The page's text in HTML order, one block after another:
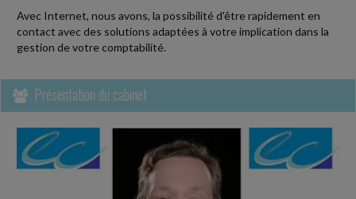
Avec Internet, nous avons, la possibilité d'être rapidement en
contact avec des solutions adaptées à votre implication dans la
gestion de votre comptabilité.
Présentation du cabinet